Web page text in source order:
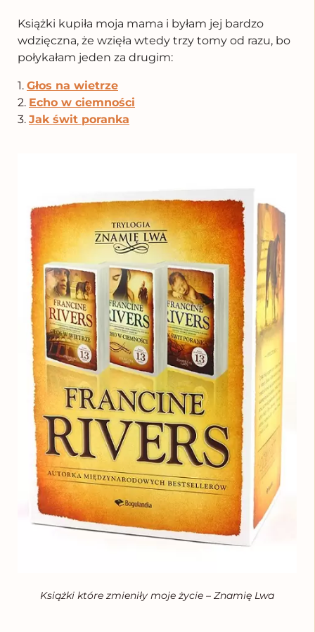
Książki kupiła moja mama i byłam jej bardzo
wdzięczna, że wzięła wtedy trzy tomy od razu, bo
połykałam jeden za drugim:
1. Głos na wietrze
2. Echo w ciemności
3. Jak świt poranka
Książki które zmieniły moje życie – Znamię Lwa